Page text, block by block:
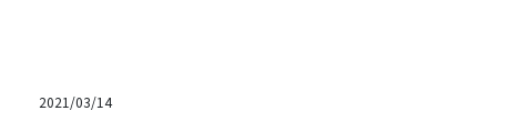
2021/03/14